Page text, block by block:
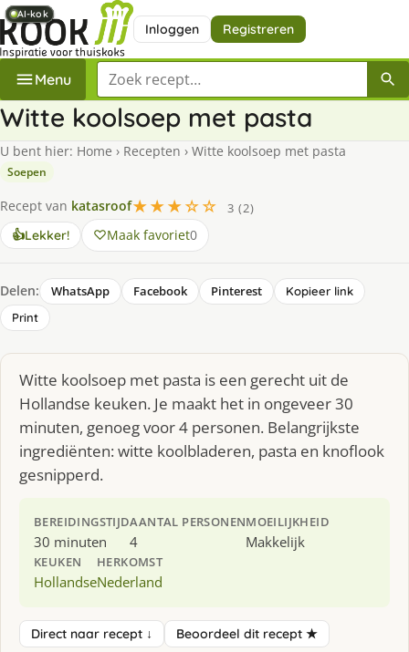
Inloggen Registreren
Menu Zoek een recept
Witte koolsoep met pasta
U bent hier: Home › Recepten › Witte koolsoep met pasta
Soepen
Recept van katasroof★★★☆☆
3 (2)
👍Lekker! Maak favoriet0
Delen: WhatsApp Facebook Pinterest
Kopieer link
Print
Witte koolsoep met pasta is een gerecht uit de
Hollandse keuken. Je maakt het in ongeveer 30
minuten, genoeg voor 4 personen. Belangrijkste
ingrediënten: witte koolbladeren, pasta en knoflook
gesnipperd.
BEREIDINGSTIJD
30 minuten
AANTAL PERSONEN
4
MOEILIJKHEID
Makkelijk
KEUKEN
Hollandse
HERKOMST
Nederland
Direct naar recept ↓ Beoordeel dit recept ★
AI-kok
AI-kok
AI-kok
AI-kok
AI-kok